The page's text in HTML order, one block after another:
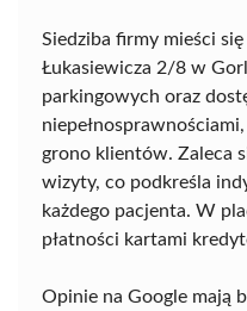
Siedziba firmy mieści
Łukasiewicza 2/8 w
parkingowych oraz
grono klientów. Zaleca
wizyty, co podkreśla
każdego pacjenta. W
płatności kartami
Opinie na Google mają